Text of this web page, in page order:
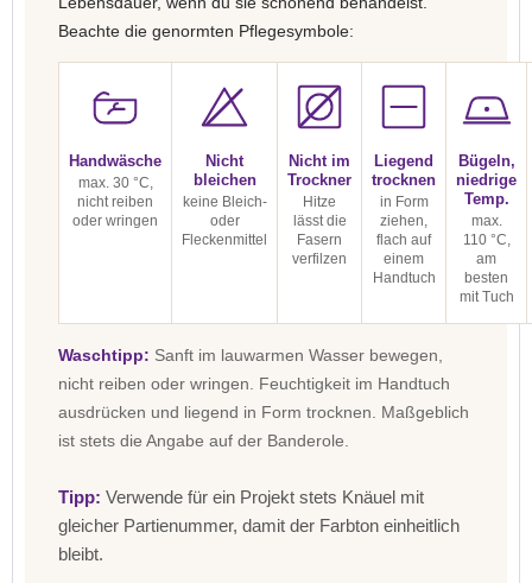
Beachte die genormten Pflegesymbole:
Handwäsche
max. 30 °C,
nicht reiben
oder wringen
Nicht
bleichen
keine Bleich-
oder
Fleckenmittel
Nicht im
Trockner
Hitze
lässt die
Fasern
verfilzen
Liegend
trocknen
in Form
ziehen,
flach auf
einem
Handtuch
Bügeln,
niedrige
Temp.
max.
110 °C,
am
besten
mit Tuch
Waschtipp: Sanft im lauwarmen Wasser bewegen,
nicht reiben oder wringen. Feuchtigkeit im Handtuch
ausdrücken und liegend in Form trocknen. Maßgeblich
ist stets die Angabe auf der Banderole.
Tipp: Verwende für ein Projekt stets Knäuel mit
gleicher Partienummer, damit der Farbton einheitlich
bleibt.